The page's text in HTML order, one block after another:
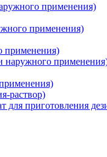
применения)
применения)
применения)
наружного
раствор)
для приготовления